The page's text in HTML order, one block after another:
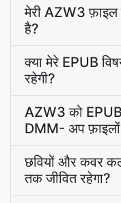
मेरी AZW3 फ़ाइल
है?
क्या मेरे EPUB
रहेगी?
AZW3 को EPUB
DMM- अप फ़ाइलों
छवियों और कवर
तक जीवित रहेगा?